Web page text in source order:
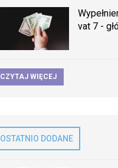
vat 7 -
CZYTAJ WIĘCEJ
OSTATNIO DODANE